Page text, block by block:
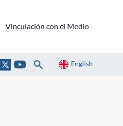
Vinculación con el Medio
English